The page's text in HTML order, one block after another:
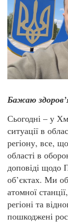
Бажаю
Сьогодні – у
ситуації в
регіону, все,
області в
доповіді щодо
об’єктах. Ми
атомної
регіоні та
пошкоджені